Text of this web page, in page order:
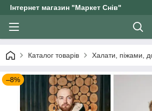
Інтернет магазин "Маркет Снів"
Каталог товарів Халати, піжами,
–8%